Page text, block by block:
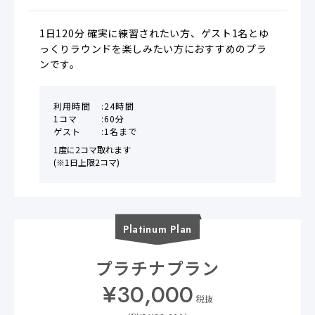
1日120分 確実に練習されたい方、ゲスト1名とゆ
っくりラウンドを楽しみたい方におすすめのプラ
ンです。
利用時間
24時間
1コマ
60分
ゲスト
1名まで
1度に2コマ取れます
(※1日上限2コマ)
Platinum Plan
プラチナプラン
¥30,000 税抜